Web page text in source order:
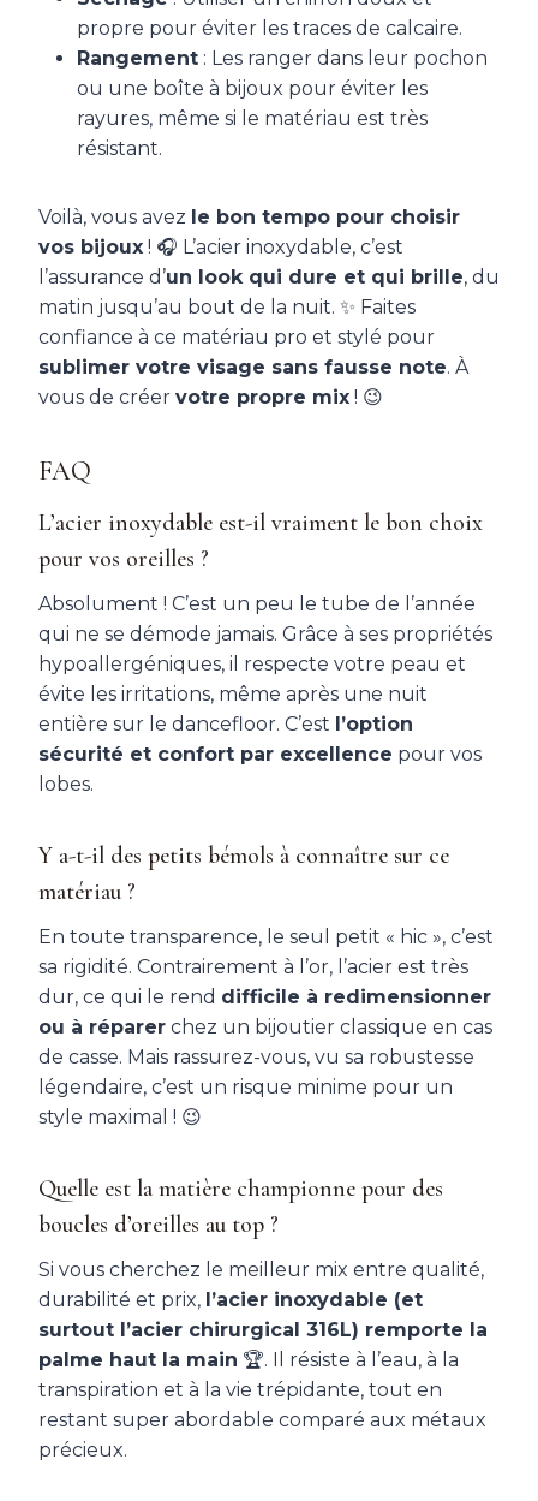
propre pour éviter les traces de calcaire.
Rangement : Les ranger dans leur pochon
ou une boîte à bijoux pour éviter les
rayures, même si le matériau est très
résistant.
Voilà, vous avez le bon tempo pour choisir
vos bijoux ! 🎧 L’acier inoxydable, c’est
l’assurance d’un look qui dure et qui brille, du
matin jusqu’au bout de la nuit. ✨ Faites
confiance à ce matériau pro et stylé pour
sublimer votre visage sans fausse note. À
vous de créer votre propre mix ! 😉
FAQ
L’acier inoxydable est-il vraiment le bon choix
pour vos oreilles ?
Absolument ! C’est un peu le tube de l’année
qui ne se démode jamais. Grâce à ses propriétés
hypoallergéniques, il respecte votre peau et
évite les irritations, même après une nuit
entière sur le dancefloor. C’est l’option
sécurité et confort par excellence pour vos
lobes.
Y a-t-il des petits bémols à connaître sur ce
matériau ?
En toute transparence, le seul petit « hic », c’est
sa rigidité. Contrairement à l’or, l’acier est très
dur, ce qui le rend difficile à redimensionner
ou à réparer chez un bijoutier classique en cas
de casse. Mais rassurez-vous, vu sa robustesse
légendaire, c’est un risque minime pour un
style maximal ! 😉
Quelle est la matière championne pour des
boucles d’oreilles au top ?
Si vous cherchez le meilleur mix entre qualité,
durabilité et prix, l’acier inoxydable (et
surtout l’acier chirurgical 316L) remporte la
palme haut la main 🏆. Il résiste à l’eau, à la
transpiration et à la vie trépidante, tout en
restant super abordable comparé aux métaux
précieux.